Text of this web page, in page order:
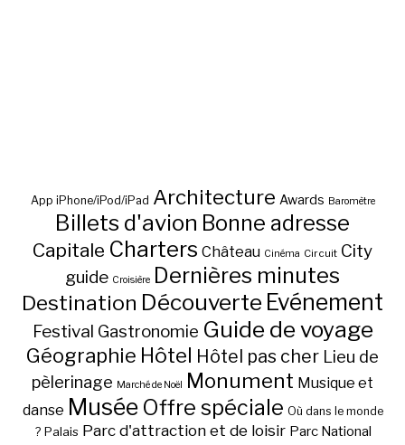
App iPhone/iPod/iPad Architecture Awards Baromètre
Billets d'avion Bonne adresse
Capitale Charters Château Cinéma Circuit City
guide Croisière Dernières minutes
Destination Découverte Evénement
Festival Gastronomie Guide de voyage
Géographie Hôtel Hôtel pas cher Lieu de
pèlerinage Marché de Noël Monument Musique et
danse Musée Offre spéciale Où dans le monde
? Palais Parc d'attraction et de loisir Parc National